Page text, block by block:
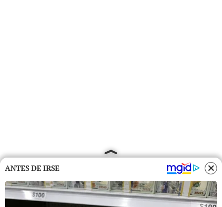
ANTES DE IRSE